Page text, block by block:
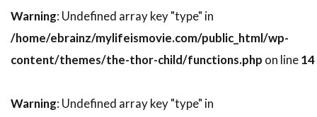
スティーブ・マックイーン
スティーヴン・B・ポスター
スティーヴン・E・リフキン
スティーヴン・J・ウルフ
Warning: Undefined array key "type" in
/home/ebrainz/mylifeismovie.com/public_html/wp-
content/themes/the-thor-child/functions.php on line14
Warning: Undefined array key "type" in